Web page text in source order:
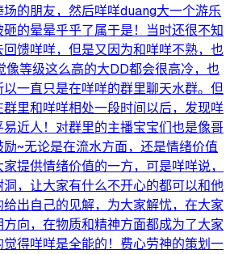
的朋友，然后咩咩duang大一个游乐
的晕晕乎乎了属于是！当时还很不知
馈咩咩，但是又因为和咩咩不熟，也
像等级这么高的大DD都会很高冷，也
一直只是在咩咩的群里聊天水群。但
里和咩咩相处一段时间以后，发现咩
近人！对群里的主播宝宝们也是像哥
~无论是在流水方面，还是情绪价值
提供情绪价值的一方，可是咩咩说，
，让大家有什么不开心的都可以和他
出自己的见解，为大家解忧，在大家
向，在物质和精神方面都成为了大家
得咩咩是全能的！费心劳神的策划一